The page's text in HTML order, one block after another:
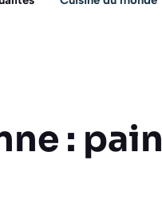
: pain